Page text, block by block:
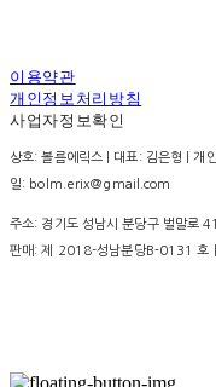
이용약관
개인정보처리방침
사업자정보확인
상호: 볼름에릭스 | 대표: 김은형 |
일: bolm.erix@gmail.com
주소: 경기도 성남시 분당구 벌말로
판매:제 2018-성남분당B-0131 호